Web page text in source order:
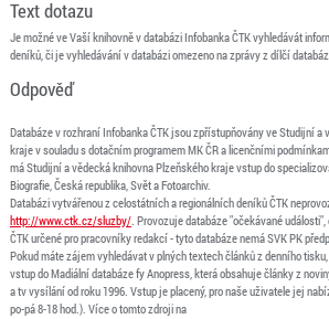
Text dotazu
Je možné ve Vaší knihovně v databázi Infobanka ČTK vyhledávát
deníků, či je vyhledávání v databázi omezeno na zprávy z dílčí
Odpověď
Databáze v rozhraní Infobanka ČTK jsou zpřístupňovány ve Studijní a
kraje v souladu s dotačním programem MK ČR a licenčními
má Studijní a vědecká knihovna Plzeňského kraje vstup do
Biografie, Česká republika, Svět a Fotoarchiv.
Databázi vytvářenou z celostátních a regionálních deníků ČTK
http://www.ctk.cz/sluzby/. Provozuje databáze "očekávané
ČTK určené pro pracovníky redakcí - tyto databáze nemá SVK PK
Pokud máte zájem vyhledávat v plných textech článků z denního
vstup do Madiální databáze fy Anopress, která obsahuje články z
a tv vysílání od roku 1996. Vstup je placený, pro naše uživatele jej
po-pá 8-18 hod.). Více o tomto zdroji na